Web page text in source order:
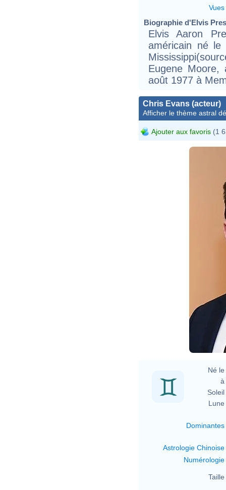
Vues
Biographie d'Elvis
Elvis Aaron
américain né
Eugene
août 1977 à
Chris Evans (acteur)
Afficher le thème astral
Ajouter aux favoris (1
Né le
à
Soleil
Lune
Dominantes
Astrologie Chinoise
Numérologie
Taille